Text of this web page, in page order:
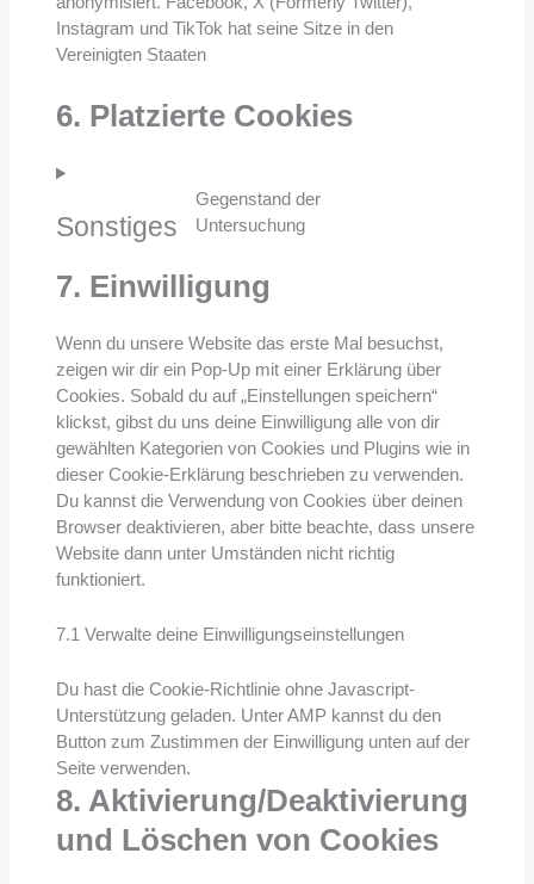
Instagram und TikTok hat seine Sitze in den
Vereinigten Staaten
6. Platzierte Cookies
Sonstiges
Gegenstand der
Untersuchung
7. Einwilligung
Wenn du unsere Website das erste Mal besuchst,
zeigen wir dir ein Pop-Up mit einer Erklärung über
Cookies. Sobald du auf „Einstellungen speichern“
klickst, gibst du uns deine Einwilligung alle von dir
gewählten Kategorien von Cookies und Plugins wie in
dieser Cookie-Erklärung beschrieben zu verwenden.
Du kannst die Verwendung von Cookies über deinen
Browser deaktivieren, aber bitte beachte, dass unsere
Website dann unter Umständen nicht richtig
funktioniert.
7.1 Verwalte deine Einwilligungseinstellungen
Du hast die Cookie-Richtlinie ohne Javascript-
Unterstützung geladen. Unter AMP kannst du den
Button zum Zustimmen der Einwilligung unten auf der
Seite verwenden.
8. Aktivierung/Deaktivierung
und Löschen von Cookies